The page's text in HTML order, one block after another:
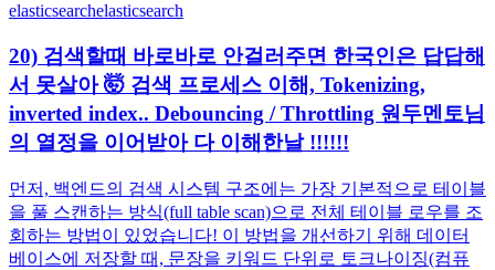
elasticsearchelasticsearch
20) 검색할때 바로바로 안걸러주면 한국인은 답답해
서 못살아 🤯 검색 프로세스 이해, Tokenizing,
inverted index.. Debouncing / Throttling 원두멘토님
의 열정을 이어받아 다 이해한날 !!!!!!
먼저, 백엔드의 검색 시스템 구조에는 가장 기본적으로 테이블
을 풀 스캔하는 방식(full table scan)으로 전체 테이블 로우를 조
회하는 방법이 있었습니다! 이 방법을 개선하기 위해 데이터
베이스에 저장할 때, 문장을 키워드 단위로 토크나이징(컴퓨